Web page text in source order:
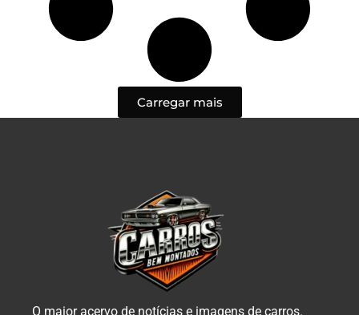
Carregar mais
O maior acervo de notícias e imagens de carros.